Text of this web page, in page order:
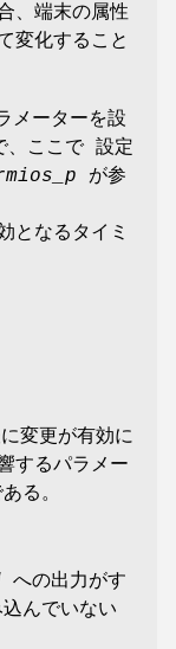
、端末の属性
変化すること
メーターを設
、ここで 設定
が参
となるタイミ
変更が有効に
するパラメー
る。
への出力がす
んでいない